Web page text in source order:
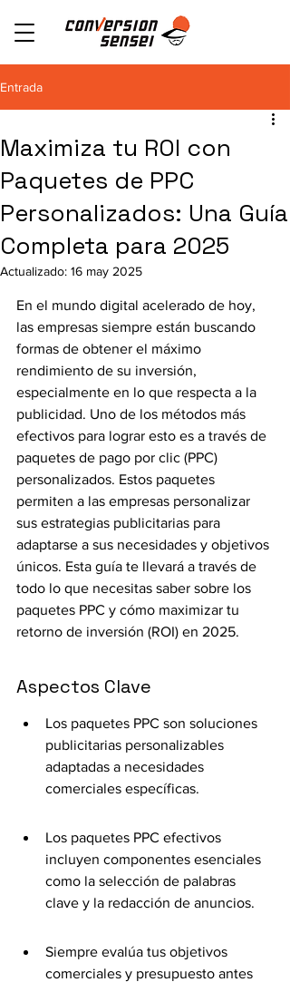
Entrada
Maximiza tu ROI con
Paquetes de PPC
Personalizados: Una Guía
Completa para 2025
Actualizado: 16 may 2025
En el mundo digital acelerado de hoy,
las empresas siempre están buscando
formas de obtener el máximo
rendimiento de su inversión,
especialmente en lo que respecta a la
publicidad. Uno de los métodos más
efectivos para lograr esto es a través de
paquetes de pago por clic (PPC)
personalizados. Estos paquetes
permiten a las empresas personalizar
sus estrategias publicitarias para
adaptarse a sus necesidades y objetivos
únicos. Esta guía te llevará a través de
todo lo que necesitas saber sobre los
paquetes PPC y cómo maximizar tu
retorno de inversión (ROI) en 2025.
Aspectos Clave
Los paquetes PPC son soluciones
publicitarias personalizables
adaptadas a necesidades
comerciales específicas.
Los paquetes PPC efectivos
incluyen componentes esenciales
como la selección de palabras
clave y la redacción de anuncios.
Siempre evalúa tus objetivos
comerciales y presupuesto antes